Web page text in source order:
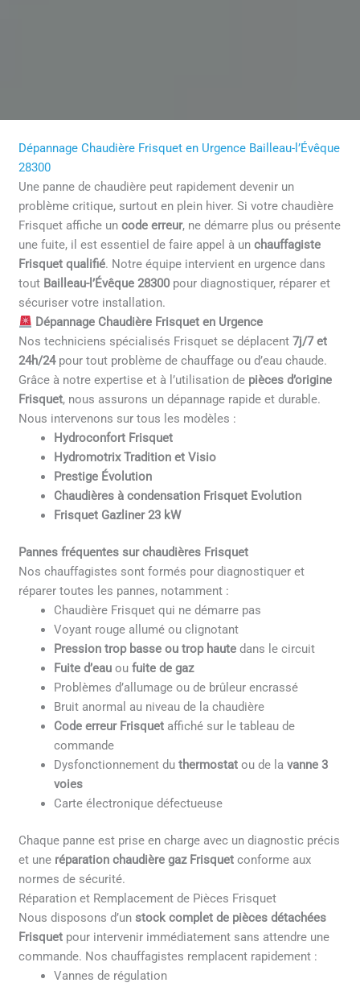
Dépannage Chaudière Frisquet en Urgence Bailleau-l’Évêque
28300
Une panne de chaudière peut rapidement devenir un
problème critique, surtout en plein hiver. Si votre chaudière
Frisquet affiche uncode erreur, ne démarre plus ou présente
une fuite, il est essentiel de faire appel à unchauffagiste
Frisquet qualifié. Notre équipe intervient en urgence dans
tout Bailleau-l’Évêque 28300 pour diagnostiquer, réparer et
sécuriser votre installation.
Dépannage Chaudière Frisquet en Urgence
Nos techniciens spécialisés Frisquet se déplacent7j/7 et
24h/24pour tout problème de chauffage ou d’eau chaude.
Grâce à notre expertise et à l’utilisation de pièces d’origine
Frisquet, nous assurons un dépannage rapide et durable.
Nous intervenons sur tous les modèles :
Hydroconfort Frisquet
Hydromotrix Tradition et Visio
Prestige Évolution
Chaudières à condensation Frisquet Evolution
Frisquet Gazliner 23 kW
Pannes fréquentes sur chaudières Frisquet
Nos chauffagistes sont formés pour diagnostiquer et
réparer toutes les pannes, notamment :
Chaudière Frisquet qui ne démarre pas
Voyant rouge allumé ou clignotant
Pression trop basse ou trop haute dans le circuit
Fuite d’eau oufuite de gaz
Problèmes d’allumage ou de brûleur encrassé
Bruit anormal au niveau de la chaudière
Code erreur Frisquet affiché sur le tableau de
commande
Dysfonctionnement duthermostat ou de lavanne 3
voies
Carte électronique défectueuse
Chaque panne est prise en charge avec un diagnostic précis
et une réparation chaudière gaz Frisquet conforme aux
normes de sécurité.
Réparation et Remplacement de Pièces Frisquet
Nous disposons d’unstock complet de pièces détachées
Frisquet pour intervenir immédiatement sans attendre une
commande. Nos chauffagistes remplacent rapidement :
Vannes de régulation